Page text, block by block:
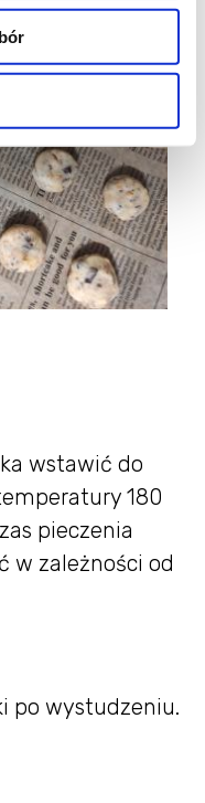
wstawić do
180
pieczenia
w zależności od
po wystudzeniu.